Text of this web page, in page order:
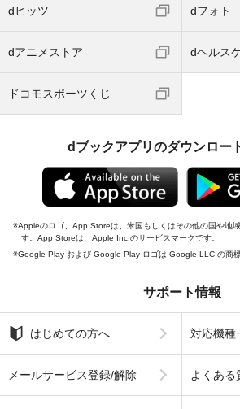
dヒッツ dフォト
dアニメストア dヘルス
ドコモスポーツくじ
dブックアプリのダウンロー
Appleのロゴ、App Storeは、米国もしくはその他の国や地
す。App Storeは、Apple Inc.のサービスマークです。
Google Play および Google Play ロゴは Google LLC の商標
サポート情報
はじめての方へ 対応機種
メールサービス登録/解除 よくある